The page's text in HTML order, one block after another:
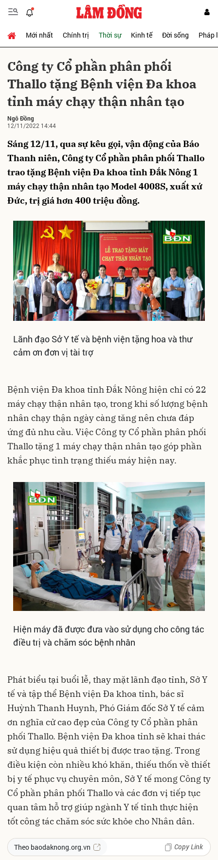
Mới nhất Chính trị Thời sự Kinh tế Đời sống Pháp
Công ty Cổ phần phân phối
Thallo tặng Bệnh viện Đa khoa
tỉnh máy chạy thận nhân tạo
Ngô Đồng
12/11/2022 14:44
Sáng 12/11, qua sự kêu gọi, vận động của Báo
Thanh niên, Công ty Cổ phần phân phối Thallo
trao tặng Bệnh viện Đa khoa tỉnh Đắk Nông 1
máy chạy thận nhân tạo Model 4008S, xuất xứ
Đức, trị giá hơn 400 triệu đồng.
Lãnh đạo Sở Y tế và bệnh viện tặng hoa và thư
cảm ơn đơn vị tài trợ
Bệnh viện Đa khoa tỉnh Đắk Nông hiện chỉ có 22
máy chạy thận nhân tạo, trong khi số lượng bệnh
nhân chạy thận ngày càng tăng nên chưa đáp
ứng đủ nhu cầu. Việc Công ty Cổ phần phân phối
Thallo tặng 1 máy chạy thận nhân tạo góp phần
khắc phục tình trạng thiếu máy hiện nay.
Hiện máy đã được đưa vào sử dụng cho công tác
điều trị và chăm sóc bệnh nhân
Phát biểu tại buổi lễ, thay mặt lãnh đạo tỉnh, Sở Y
tế và tập thể Bệnh viện Đa khoa tỉnh, bác sĩ
Huỳnh Thanh Huynh, Phó Giám đốc Sở Y tế cảm
ơn nghĩa cử cao đẹp của Công ty Cổ phần phân
phối Thallo. Bệnh viện Đa khoa tỉnh sẽ khai thác
sử dụng hiệu quả thiết bị được trao tặng. Trong
điều kiện còn nhiều khó khăn, thiếu thốn về thiết
bị y tế phục vụ chuyên môn, Sở Y tế mong Công ty
Cổ phần phân phối Thallo và các đơn vị tiếp tục
quan tâm hỗ trợ giúp ngành Y tế tỉnh thực hiện
tốt công tác chăm sóc sức khỏe cho Nhân dân.
Theo baodaknong.org.vn Copy Link
Gửi bình luận
Hủy Gửi